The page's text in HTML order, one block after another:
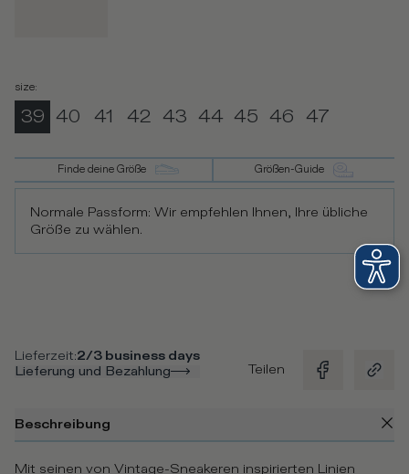
size:
39 40 41 42 43 44 45 46 47
Finde deine Größe Größen-Guide
Normale Passform: Wir empfehlen Ihnen, Ihre übliche
Größe zu wählen.
Lieferzeit:2/3 business days
Lieferung und Bezahlung
Teilen
Beschreibung
Mit seinen von Vintage-Sneakeren inspirierten Linien